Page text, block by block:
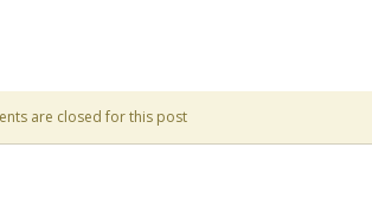
are closed for this post